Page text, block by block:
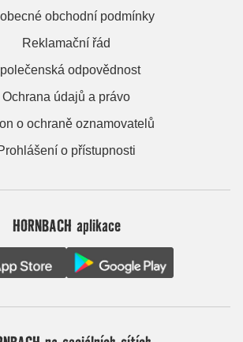
obchodní podmínky
Reklamační řád
odpovědnost
Ochrana údajů a právo
o ochraně oznamovatelů
o přístupnosti
HORNBACH aplikace